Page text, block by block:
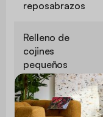
reposabrazos
Relleno de
cojines
pequeños
Profundidad